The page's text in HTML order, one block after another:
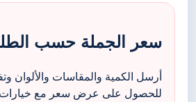
سعر الجملة حسب
أرسل الكمية والمقاسات والألوان
للحصول على عرض سعر مع خيارات